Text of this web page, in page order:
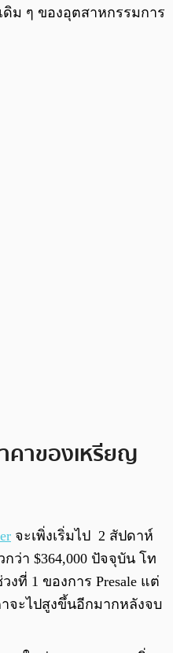
ม ๆ ของอุตสาหกรรมการ
าของเหรียญ
จะเพิ่งเริ่มไป 2 สัปดาห์
ว่า $364,000 ปัจจุบัน โท
งที่ 1 ของการ Presale แต่
จะไปสูงขึ้นอีกมากหลังจบ